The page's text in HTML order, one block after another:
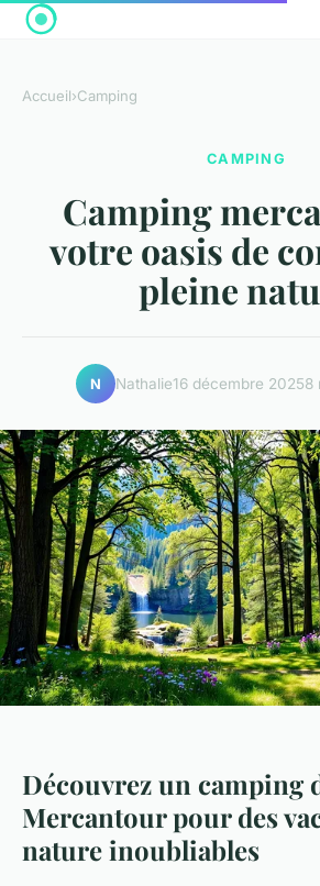
Accueil›Camping
CAMPING
Camping
votre oasis de
pleine
N Nathalie16 décembre 20258
Découvrez un camping
Mercantour pour des
nature inoubliables